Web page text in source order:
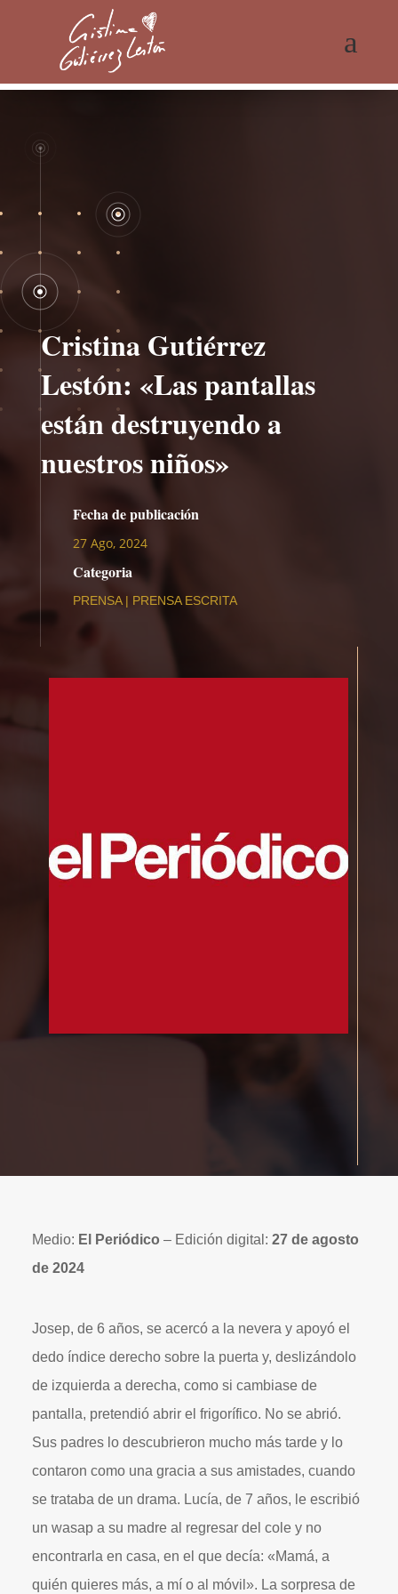
a
Cristina Gutiérrez
Lestón: «Las pantallas
están destruyendo a
nuestros niños»
Fecha de publicación
27 Ago, 2024
Categoria
PRENSA| PRENSA ESCRITA
Medio: El Periódico – Edición digital: 27 de agosto
de 2024
Josep, de 6 años, se acercó a la nevera y apoyó el
dedo índice derecho sobre la puerta y, deslizándolo
de izquierda a derecha, como si cambiase de
pantalla, pretendió abrir el frigorífico. No se abrió.
Sus padres lo descubrieron mucho más tarde y lo
contaron como una gracia a sus amistades, cuando
se trataba de un drama. Lucía, de 7 años, le escribió
un wasap a su madre al regresar del cole y no
encontrarla en casa, en el que decía: «Mamá, a
quién quieres más, a mí o al móvil». La sorpresa de